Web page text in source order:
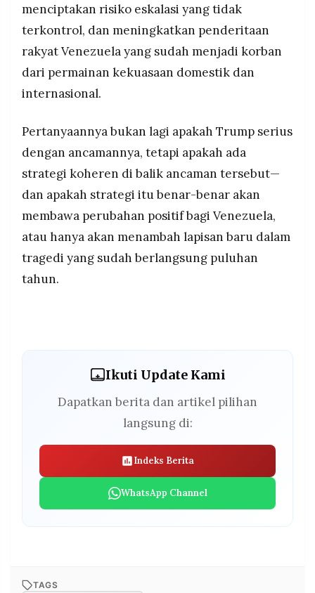
menciptakan risiko eskalasi yang tidak
terkontrol, dan meningkatkan penderitaan
rakyat Venezuela yang sudah menjadi korban
dari permainan kekuasaan domestik dan
internasional.
Pertanyaannya bukan lagi apakah Trump serius
dengan ancamannya, tetapi apakah ada
strategi koheren di balik ancaman tersebut—
dan apakah strategi itu benar-benar akan
membawa perubahan positif bagi Venezuela,
atau hanya akan menambah lapisan baru dalam
tragedi yang sudah berlangsung puluhan
tahun.
Ikuti Update Kami
Dapatkan berita dan artikel pilihan
langsung di:
Indeks Berita
WhatsApp Channel
TAGS